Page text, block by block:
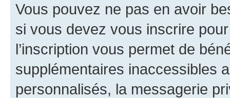
Vous pouvez ne pas en avoir
si vous devez vous inscrire
l’inscription vous permet de
supplémentaires inaccessibles
personnalisés, la messagerie